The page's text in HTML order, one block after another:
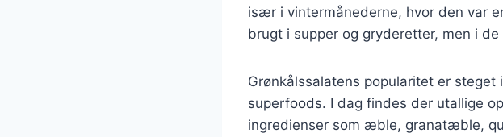
især i vintermånederne, hvor den var
brugt i supper og gryderetter, men i
Grønkålssalatens popularitet er
superfoods. I dag findes der utallige
ingredienser som æble, granatæble,